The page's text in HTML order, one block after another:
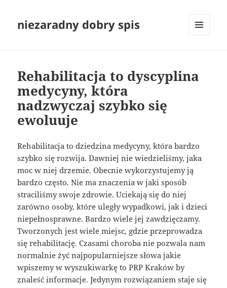
niezaradny dobry spis
Rehabilitacja to dyscyplina
medycyny, która
nadzwyczaj szybko się
ewoluuje
Rehabilitacja to dziedzina medycyny, która bardzo
szybko się rozwija. Dawniej nie wiedzieliśmy, jaka
moc w niej drzemie. Obecnie wykorzystujemy ją
bardzo często. Nie ma znaczenia w jaki sposób
straciliśmy swoje zdrowie. Uciekają się do niej
zarówno osoby, które uległy wypadkowi, jak i dzieci
niepełnosprawne. Bardzo wiele jej zawdzięczamy.
Tworzonych jest wiele miejsc, gdzie przeprowadza
się rehabilitację. Czasami choroba nie pozwala nam
normalnie żyć najpopularniejsze słowa jakie
wpiszemy w wyszukiwarkę to PRP Kraków by
znaleść informacje. Jedynym rozwiązaniem staje się